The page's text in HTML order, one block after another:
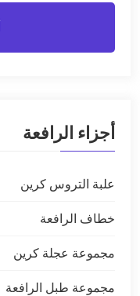
أجزاء الرافعة
علبة التروس كرين
خطاف الرافعة
مجموعة عجلة كرين
مجموعة طبل الرافعة